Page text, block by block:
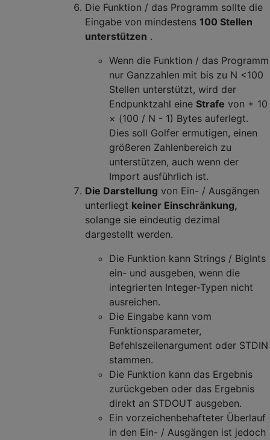
Die Funktion / das Programm sollte die
Eingabe von mindestens 100 Stellen
unterstützen .
Wenn die Funktion / das Programm
nur Ganzzahlen mit bis zu N <100
Stellen unterstützt, wird der
Endpunktzahl eine Strafe von + 10
× (100 / N - 1) Bytes auferlegt.
Dies soll Golfer ermutigen, einen
größeren Zahlenbereich zu
unterstützen, auch wenn der
Import ausführlich ist.
Die Darstellung von Ein- / Ausgängen
unterliegt keiner Einschränkung,
solange sie eindeutig dezimal
dargestellt werden.
Die Funktion kann Strings / BigInts
ein- und ausgeben, wenn die
integrierten Integer-Typen nicht
ausreichen.
Die Eingabe kann vom
Funktionsparameter,
Befehlszeilenargument oder STDIN
stammen.
Die Funktion kann das Ergebnis
zurückgeben oder das Ergebnis
direkt an STDOUT ausgeben.
Ein vorzeichenbehafteter Überlauf
in den Ein- / Ausgängen ist jedoch